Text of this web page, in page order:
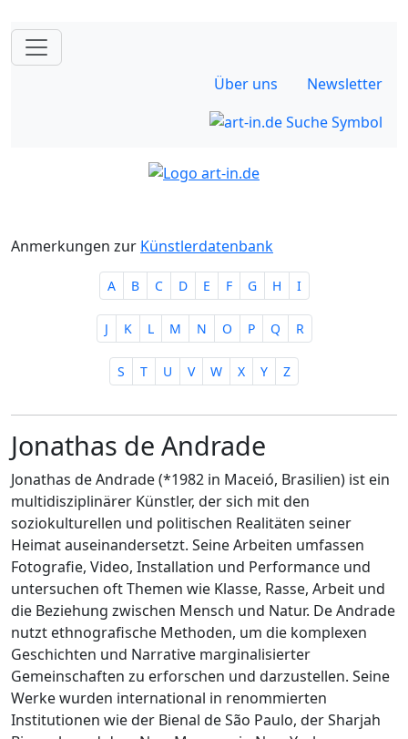
Über uns Newsletter
Anmerkungen zur Künstlerdatenbank
A B C D E F G H I
J K L M N O P Q R
S T U V W X Y Z
Jonathas de Andrade
Jonathas de Andrade (*1982 in Maceió, Brasilien) ist ein
multidisziplinärer Künstler, der sich mit den
soziokulturellen und politischen Realitäten seiner
Heimat auseinandersetzt. Seine Arbeiten umfassen
Fotografie, Video, Installation und Performance und
untersuchen oft Themen wie Klasse, Rasse, Arbeit und
die Beziehung zwischen Mensch und Natur. De Andrade
nutzt ethnografische Methoden, um die komplexen
Geschichten und Narrative marginalisierter
Gemeinschaften zu erforschen und darzustellen. Seine
Werke wurden international in renommierten
Institutionen wie der Bienal de São Paulo, der Sharjah